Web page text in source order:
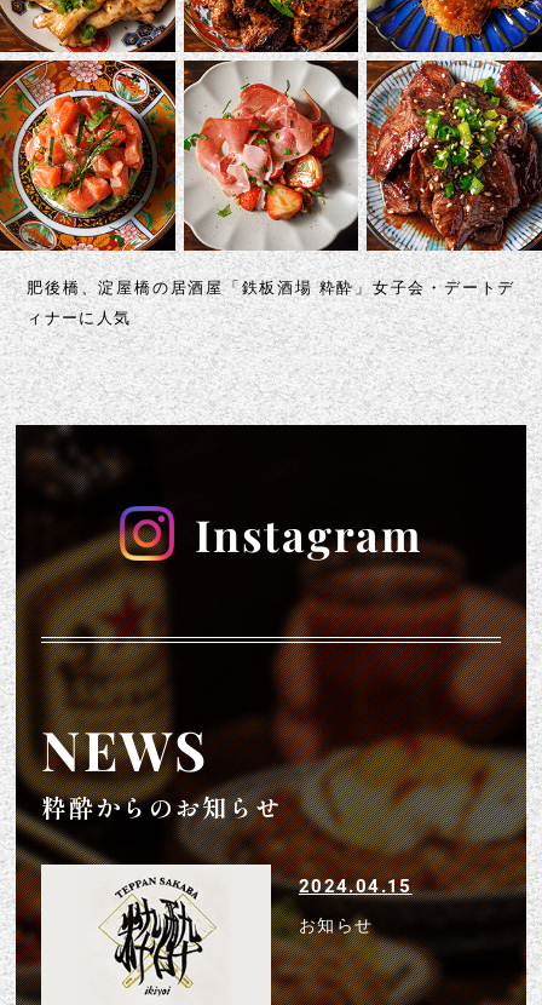
WEB予約
肥後橋、淀屋橋の居酒屋「鉄板酒場 粋酔」女子会・デートデ
ィナーに人気
Instagram
NEWS
粋酔からのお知らせ
2024.04.15
お知らせ